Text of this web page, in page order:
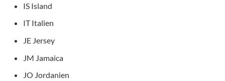
IS Island
IT Italien
JE Jersey
JM Jamaica
JO Jordanien